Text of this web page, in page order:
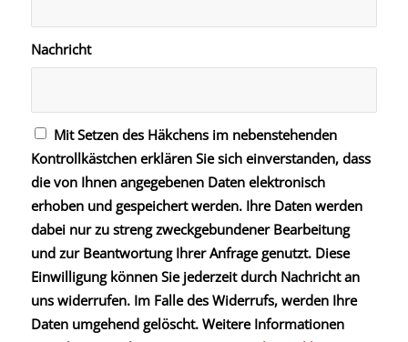
Nachricht
Mit Setzen des Häkchens im nebenstehenden
Kontrollkästchen erklären Sie sich einverstanden, dass
die von Ihnen angegebenen Daten elektronisch
erhoben und gespeichert werden. Ihre Daten werden
dabei nur zu streng zweckgebundener Bearbeitung
und zur Beantwortung Ihrer Anfrage genutzt. Diese
Einwilligung können Sie jederzeit durch Nachricht an
uns widerrufen. Im Falle des Widerrufs, werden Ihre
Daten umgehend gelöscht. Weitere Informationen